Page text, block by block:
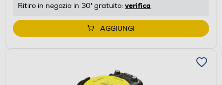
Ritiro in negozio in 30' gratuito: verifica
AGGIUNGI